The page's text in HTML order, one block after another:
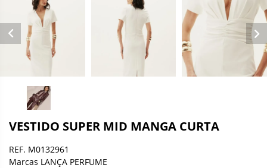
VESTIDO SUPER MID MANGA CURTA
REF. M0132961
Marcas LANÇA PERFUME